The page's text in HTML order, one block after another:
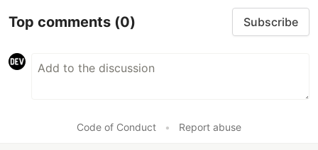
Top comments (0) Subscribe
Code of Conduct • Report abuse